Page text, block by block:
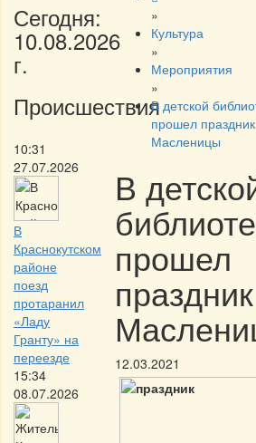
Сегодня:
10.08.2026
г.
Происшествия
10:31
27.07.2026
В
Краснокутском
районе
поезд
протаранил
«Ладу
Гранту» на
переезде
15:34
08.07.2026
»
Культура
»
Мероприятия
»
В детской
прошел праздник
Масленицы
В
прошел
праздник
12.03.2021